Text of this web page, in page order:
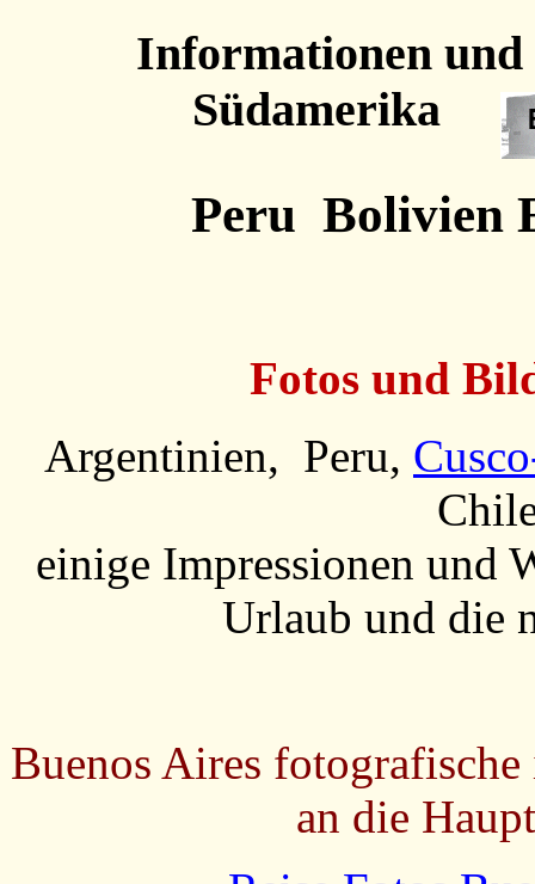
Informationen
Südamerika
Peru Bolivien
Fotos und
Argentinien, Peru,
einige Impressionen und
Urlaub und die
Buenos Aires
an die